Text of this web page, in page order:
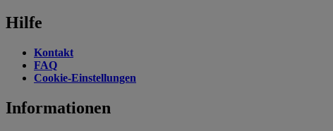
Hilfe
Kontakt
FAQ
Cookie-Einstellungen
Informationen